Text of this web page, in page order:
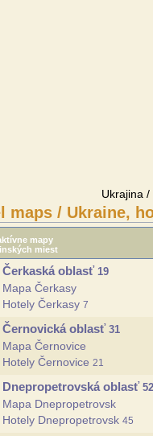
Ukrajina
maps / Ukraine,
mapy
miest
Čerkaská oblasť 19
Mapa Čerkasy
Hotely Čerkasy 7
Černovická oblasť 31
Mapa Černovice
Hotely Černovice 21
Dnepropetrovská oblasť 52
Mapa Dnepropetrovsk
Hotely Dnepropetrovsk 45